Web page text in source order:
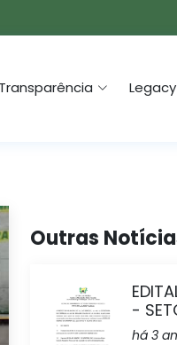
Transparência
Outras
-
há 3